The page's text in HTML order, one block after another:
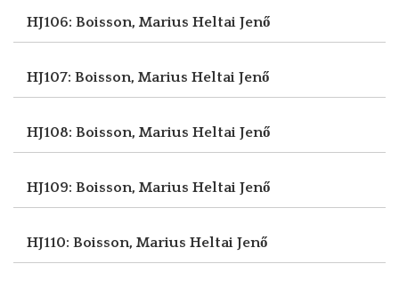
HJ106: Boisson, Marius Heltai Jenő
HJ107: Boisson, Marius Heltai Jenő
HJ108: Boisson, Marius Heltai Jenő
HJ109: Boisson, Marius Heltai Jenő
HJ110: Boisson, Marius Heltai Jenő